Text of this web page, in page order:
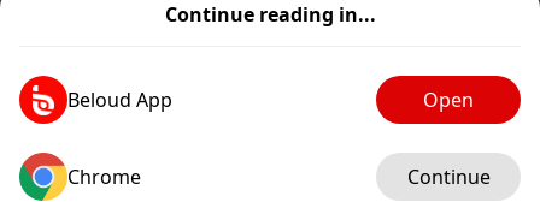
Continue reading in...
Beloud App Open
Chrome Continue